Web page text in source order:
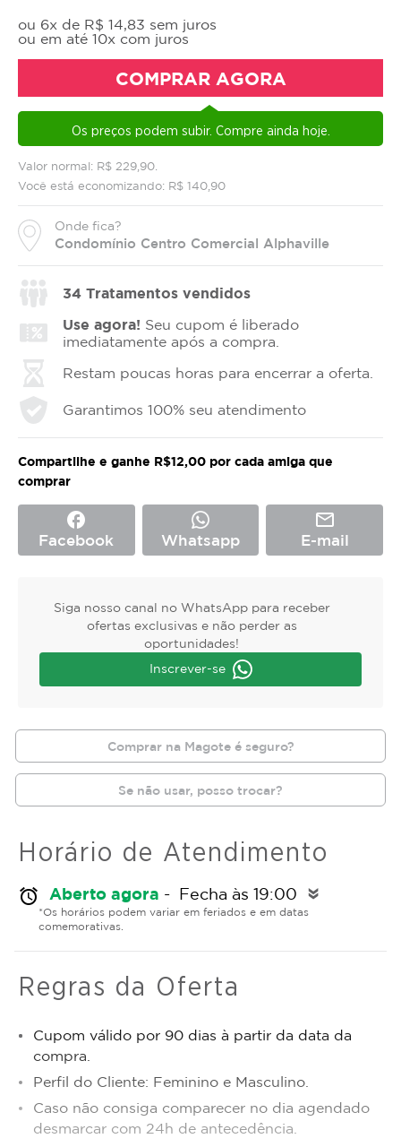
Valor normal: R$ 229,90.
Você está economizando: R$ 140,90
Onde fica?
Condomínio Centro Comercial Alphaville
ou 6x de R$ 14,83 sem juros
ou em até 10x com juros
COMPRAR AGORA
Os preços podem subir. Compre ainda hoje.
34 Tratamentos vendidos
Use agora! Seu cupom é liberado
imediatamente após a compra.
Restam poucas horas para encerrar a oferta.
Garantimos 100% seu atendimento
Compartilhe e ganhe R$12,00 por cada amiga que
comprar
facebook
Facebook Whatsapp
mail_outline
E-mail
Siga nosso canal no WhatsApp para receber
ofertas exclusivas e não perder as
oportunidades!
Inscrever-se
Comprar na Magote é seguro?
Se não usar, posso trocar?
Horário de Atendimento
alarm Aberto agora - Fecha às 19:00 double_arrow
*Os horários podem variar em feriados e em datas
comemorativas.
Regras da Oferta
Cupom válido por 90 dias à partir da data da
compra.
Perfil do Cliente: Feminino e Masculino.
Caso não consiga comparecer no dia agendado
desmarcar com 24h de antecedência.